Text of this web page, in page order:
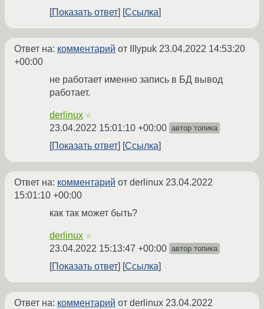
Показать ответ
Ссылка
Ответ на: комментарий от IIIypuk 23.04.2022 14:53:20
+00:00
не работает именно запись в БД вывод
работает.
derlinux ☆
23.04.2022 15:01:10 +00:00 автор топика
Показать ответ Ссылка
Ответ на: комментарий от derlinux 23.04.2022
15:01:10 +00:00
как так может быть?
derlinux ☆
23.04.2022 15:13:47 +00:00 автор топика
Показать ответ Ссылка
Ответ на: комментарий от derlinux 23.04.2022